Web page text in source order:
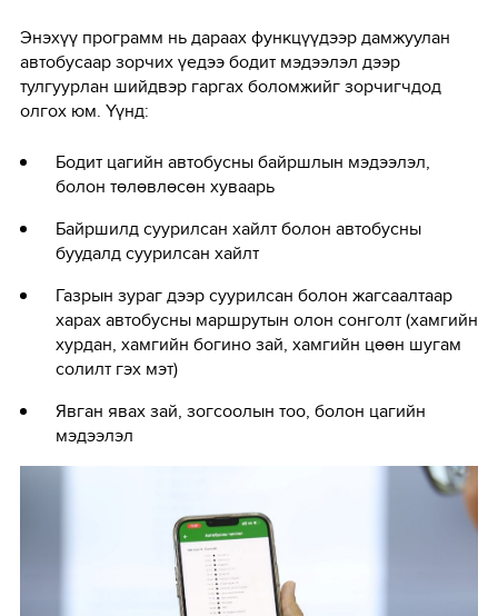
Энэхүү программ нь дараах функцүүдээр дамжуулан
автобусаар зорчих үедээ бодит мэдээлэл дээр
тулгуурлан шийдвэр гаргах боломжийг зорчигчдод
олгох юм. Үүнд:
Бодит цагийн автобусны байршлын мэдээлэл,
болон төлөвлөсөн хуваарь
Байршилд суурилсан хайлт болон автобусны
буудалд суурилсан хайлт
Газрын зураг дээр суурилсан болон жагсаалтаар
харах автобусны маршрутын олон сонголт (хамгийн
хурдан, хамгийн богино зай, хамгийн цөөн шугам
солилт гэх мэт)
Явган явах зай, зогсоолын тоо, болон цагийн
мэдээлэл